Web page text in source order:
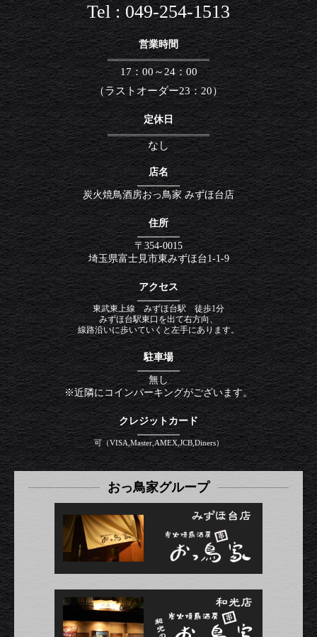
Tel : 049-254-1513
営業時間
17：00～24：00
（ラストオーダー23：20）
定休日
なし
店名
炭火焼鳥酒房おっ鳥家 みずほ台店
住所
〒354-0015
埼玉県富士見市東みずほ台1-1-9
アクセス
東武東上線 みずほ台駅 徒歩1分
みずほ台駅東口を出て右方向、
線路沿いに歩いていくと左手にあります。
駐車場
無し
※近隣にコインパーキングがございます。
クレジットカード
可（VISA,Master,AMEX,JCB,Diners）
おっ鳥家グループ